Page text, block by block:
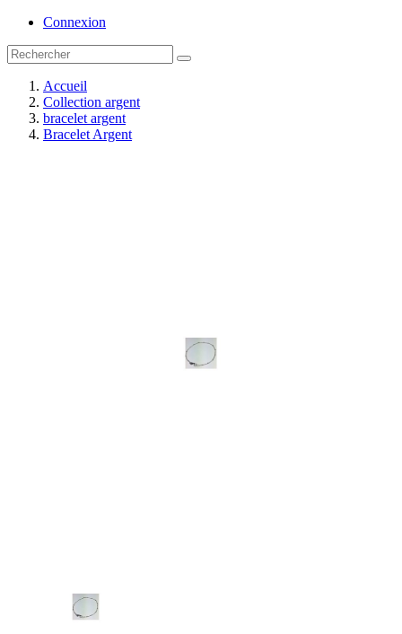
Connexion
Accueil
Collection argent
bracelet argent
Bracelet Argent